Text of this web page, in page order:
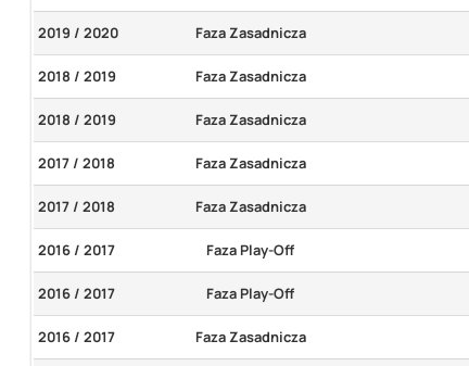
2019 / 2020 Faza Zasadnicza
2018 / 2019 Faza Zasadnicza
2018 / 2019 Faza Zasadnicza
2017 / 2018 Faza Zasadnicza
2017 / 2018 Faza Zasadnicza
2016 / 2017 Faza Play-Off
2016 / 2017 Faza Play-Off
2016 / 2017 Faza Zasadnicza